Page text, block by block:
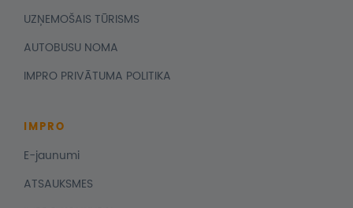
UZŅEMOŠAIS TŪRISMS
AUTOBUSU NOMA
IMPRO PRIVĀTUMA POLITIKA
IMPRO
E-jaunumi
ATSAUKSMES